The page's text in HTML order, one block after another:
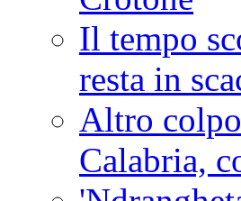
Il tempo
resta in
Altro
Calabria,